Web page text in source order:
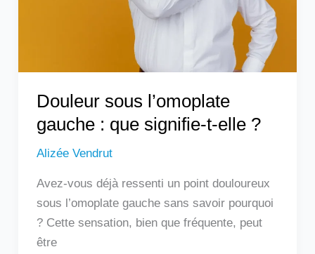
Douleur sous l’omoplate
gauche : que signifie-t-elle ?
Alizée Vendrut
Avez-vous déjà ressenti un point douloureux
sous l’omoplate gauche sans savoir pourquoi
? Cette sensation, bien que fréquente, peut
être
?